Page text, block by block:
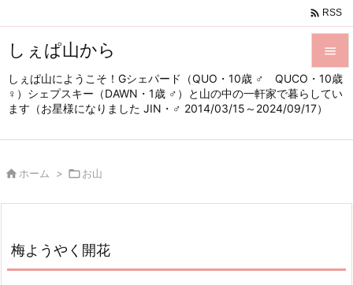
しぇぱ山から
しぇぱ山にようこそ！Gシェパード（QUO・10歳 ♂ QUCO・10歳
♀）シェプスキー（DAWN・1歳 ♂）と山の中の一軒家で暮らしてい
ます（お星様になりました JIN・♂ 2014/03/15～2024/09/17）


メニュ
サイド

 RSS
 ホーム > お山
梅ようやく開花